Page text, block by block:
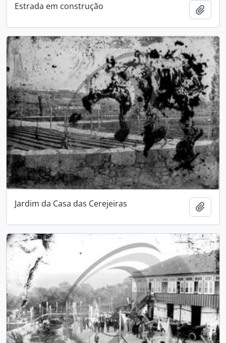
Estrada em construção
Jardim da Casa das Cerejeiras